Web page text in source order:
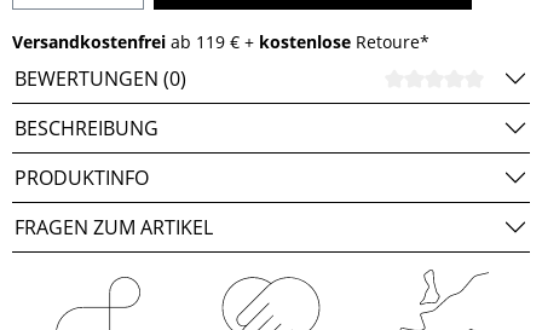
Versandkostenfrei ab 119 € + kostenlose Retoure*
BEWERTUNGEN (0)
BESCHREIBUNG
PRODUKTINFO
FRAGEN ZUM ARTIKEL